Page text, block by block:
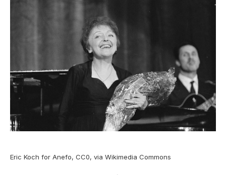
Eric Koch for Anefo, CC0, via Wikimedia Commons